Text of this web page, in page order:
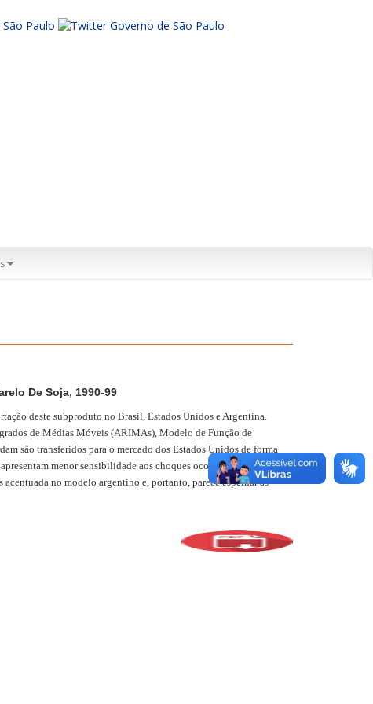
De Soja, 1990-99
deste subproduto no Brasil, Estados Unidos e Argentina.
de Médias Móveis (ARIMAs), Modelo de Função de
são transferidos para o mercado dos Estados Unidos de forma
menor sensibilidade aos choques ocorridos no porto
no modelo argentino e, portanto, parece espelhar as